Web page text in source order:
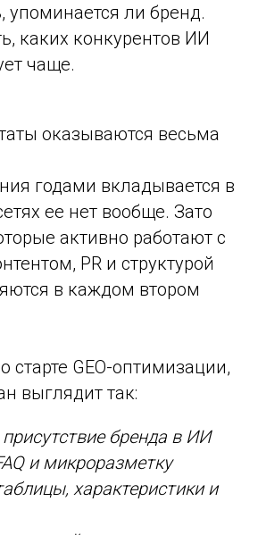
упоминается ли бренд.
каких конкурентов ИИ
чаще.
оказываются весьма
годами вкладывается в
ее нет вообще. Зато
активно работают с
PR и структурой
в каждом втором
старте GEO-оптимизации,
выглядит так:
бренда в ИИ
и микроразметку
характеристики и